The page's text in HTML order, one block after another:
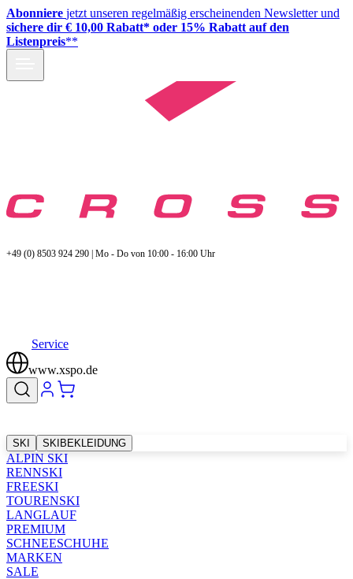
Abonniere jetzt unseren regelmäßig erscheinenden Newsletter und
sichere dir € 10,00 Rabatt* oder 15% Rabatt auf den
Listenpreis**
+49 (0) 8503 924 290 | Mo - Do von 10:00 - 16:00 Uhr
Service
www.xspo.de
SKI SKIBEKLEIDUNG
ALPIN SKI
RENNSKI
FREESKI
TOURENSKI
LANGLAUF
PREMIUM
SCHNEESCHUHE
MARKEN
SALE